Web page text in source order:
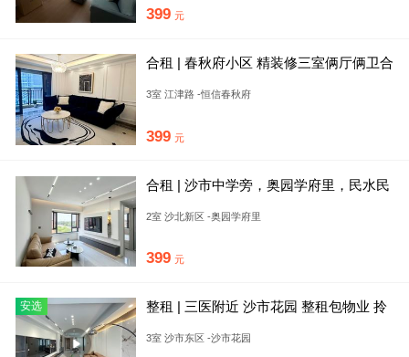
399 元
合租 | 春秋府小区 精装修三室俩厅俩卫合
3室 江津路 -恒信春秋府
399 元
合租 | 沙市中学旁，奥园学府里，民水民
2室 沙北新区 -奥园学府里
399 元
安选
整租 | 三医附近 沙市花园 整租包物业 拎
3室 沙市东区 -沙市花园